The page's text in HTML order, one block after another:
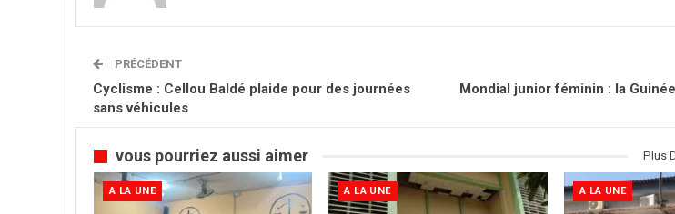
PRÉCÉDENT
Cyclisme : Cellou Baldé plaide pour des journées
sans véhicules
Mondial junior féminin : la
vous pourriez aussi aimer Plus
A LA UNE A LA UNE A LA UNE